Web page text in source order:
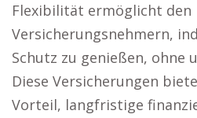
Flexibilität ermöglicht den
Versicherungsnehmern,
Schutz zu genießen, ohne
Diese Versicherungen
Vorteil, langfristige